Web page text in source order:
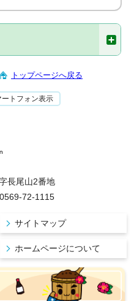
トップページへ戻る
ートフォン表示
長尾山2番地
72-1115
サイトマップ
ホームページについて